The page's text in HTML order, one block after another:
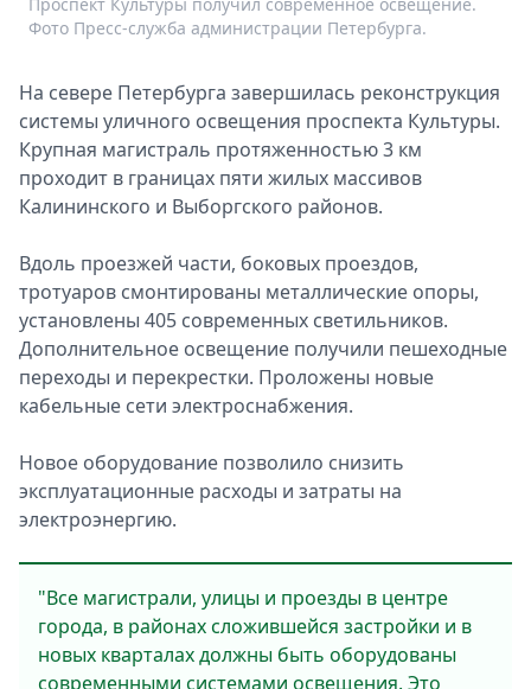
Спецпроекты
Выборы
2026
Скачай
Metro
Фото Пресс-служба администрации Петербурга.
На севере Петербурга завершилась реконструкция
системы уличного освещения проспекта Культуры.
Крупная магистраль протяженностью 3 км
проходит в границах пяти жилых массивов
Калининского и Выборгского районов.
Вдоль проезжей части, боковых проездов,
тротуаров смонтированы металлические опоры,
установлены 405 современных светильников.
Дополнительное освещение получили пешеходные
переходы и перекрестки. Проложены новые
кабельные сети электроснабжения.
Новое оборудование позволило снизить
эксплуатационные расходы и затраты на
электроэнергию.
"Все магистрали, улицы и проезды в центре
города, в районах сложившейся застройки и в
новых кварталах должны быть оборудованы
современными системами освещения. Это